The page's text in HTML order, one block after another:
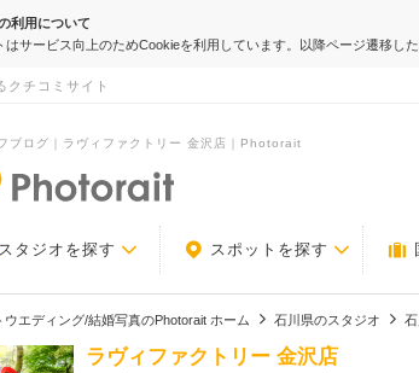
利用について
はサービス向上のためCookieを利用しています。以降ページ遷移し
クチコミサイト
ブログ｜ラヴィファクトリー 金沢店｜Photorait
スタジオを探す スポットを探す
ウエディング/結婚写真のPhotorait ホーム 石川県のスタジオ
ラヴィファクトリー 金沢店